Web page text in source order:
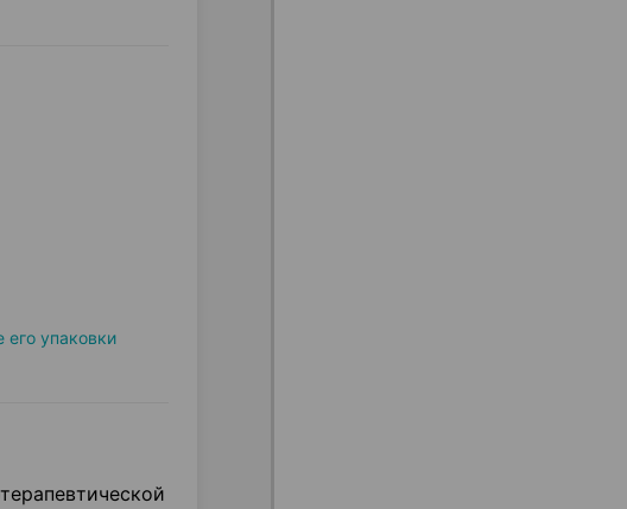
упаковки